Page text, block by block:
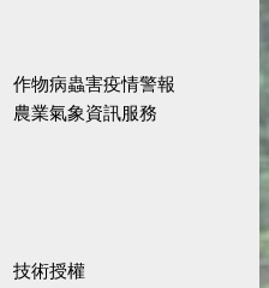
作物病蟲害疫情警報
農業氣象資訊服務
技術授權